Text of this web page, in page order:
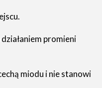
promieni
miodu i nie stanowi